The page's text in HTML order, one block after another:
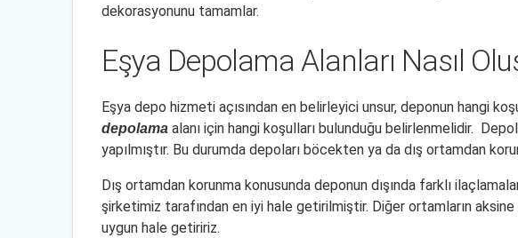
dekorasyonunu tamamlar.
Eşya Depolama Alanları Nasıl
Eşya depo hizmeti açısından en belirleyici unsur, deponun hangi
depolama alanı için hangi koşulları bulunduğu belirlenmelidir.
yapılmıştır. Bu durumda depoları böcekten ya da dış ortamdan
Dış ortamdan korunma konusunda deponun dışında farklı
şirketimiz tarafından en iyi hale getirilmiştir. Diğer ortamların
uygun hale getiririz.